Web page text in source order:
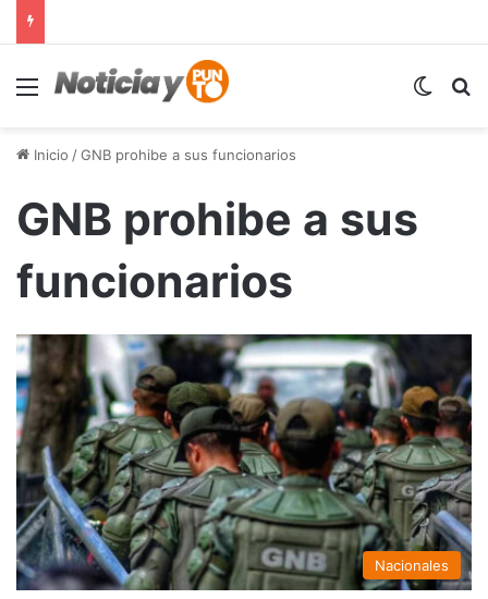
Menú
Inicio /GNB prohibe a sus funcionarios
GNB prohibe a sus
funcionarios
Nacionales